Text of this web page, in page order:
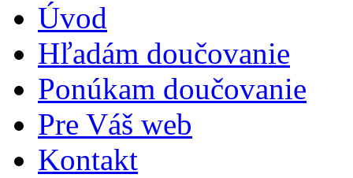
Úvod
Hľadám doučovanie
Ponúkam doučovanie
Pre Váš web
Kontakt